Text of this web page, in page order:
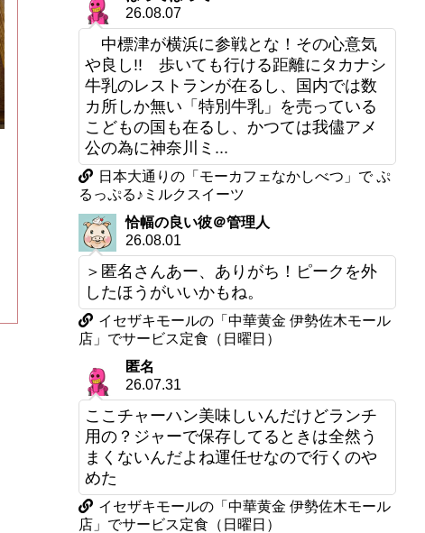
26.08.07
中標津が横浜に参戦とな！その心意気
や良し!! 歩いても行ける距離にタカナシ
牛乳のレストランが在るし、国内では数
カ所しか無い「特別牛乳」を売っている
こどもの国も在るし、かつては我儘アメ
公の為に神奈川ミ...
日本大通りの「モーカフェなかしべつ」で ぷ
るっぷる♪ミルクスイーツ
恰幅の良い彼＠管理人
26.08.01
＞匿名さんあー、ありがち！ピークを外
したほうがいいかもね。
イセザキモールの「中華黄金 伊勢佐木モール
店」でサービス定食（日曜日）
匿名
26.07.31
ここチャーハン美味しいんだけどランチ
用の？ジャーで保存してるときは全然う
まくないんだよね運任せなので行くのや
めた
イセザキモールの「中華黄金 伊勢佐木モール
店」でサービス定食（日曜日）